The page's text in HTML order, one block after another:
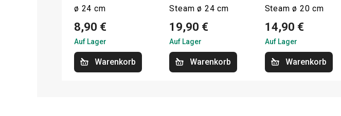
ø 24 cm
8,90 €
Auf Lager
Warenkorb
Steam ø 24 cm
19,90 €
Auf Lager
Warenkorb
Steam ø 20 cm
14,90 €
Auf Lager
Warenkorb